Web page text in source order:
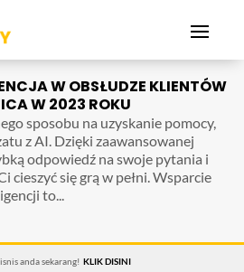
W OBSŁUDZE KLIENTÓW
W 2023 ROKU
sposobu na uzyskanie pomocy,
z AI. Dzięki zaawansowanej
odpowiedź na swoje pytania i
cieszyć się grą w pełni. Wsparcie
to...
anda sekarang! KLIK DISINI